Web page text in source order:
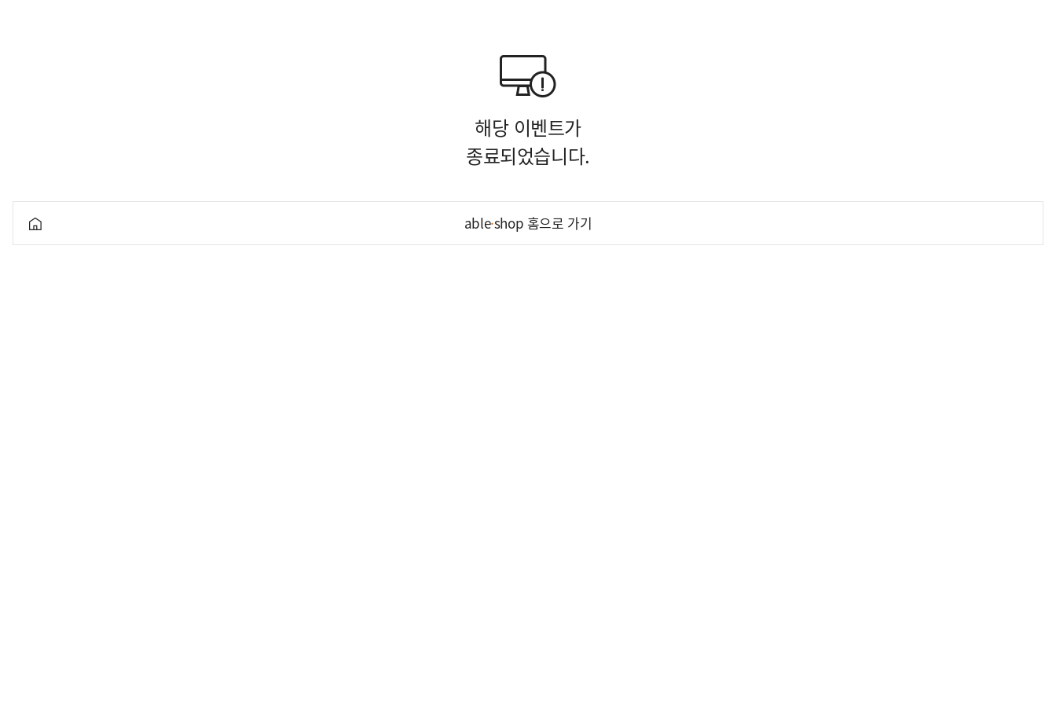
해당 이벤트가
종료되었습니다.
able·shop 홈으로 가기